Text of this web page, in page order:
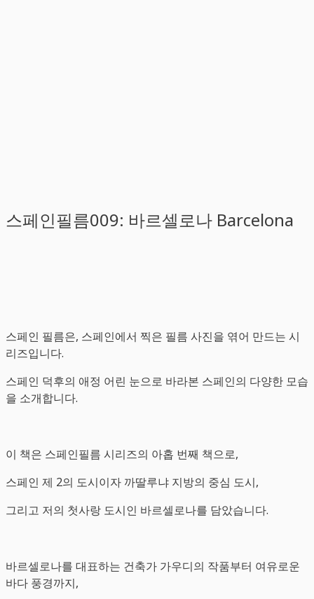
스페인필름009: 바르셀로나 Barcelona
스페인 필름은, 스페인에서 찍은 필름 사진을 엮어 만드는 시
리즈입니다.
스페인 덕후의 애정 어린 눈으로 바라본 스페인의 다양한 모습
을 소개합니다.
이 책은 스페인필름 시리즈의 아홉 번째 책으로,
스페인 제 2의 도시이자 까딸루냐 지방의 중심 도시,
그리고 저의 첫사랑 도시인 바르셀로나를 담았습니다.
바르셀로나를 대표하는 건축가 가우디의 작품부터 여유로운
바다 풍경까지,